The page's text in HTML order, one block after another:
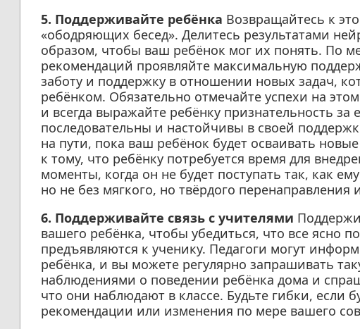
5. Поддерживайте ребёнка Возвращайтесь к
«ободряющих бесед». Делитесь результатами
образом, чтобы ваш ребёнок мог их понять. По
рекомендаций проявляйте максимальную
заботу и поддержку в отношении новых задач,
ребёнком. Обязательно отмечайте успехи на
и всегда выражайте ребёнку признательность за
последовательны и настойчивы в своей
на пути, пока ваш ребёнок будет осваивать
к тому, что ребёнку потребуется время для
моменты, когда он не будет поступать так, как
но не без мягкого, но твёрдого перенаправления
6. Поддерживайте связь с учителями
вашего ребёнка, чтобы убедиться, что все ясно
предъявляются к ученику. Педагоги могут
ребёнка, и вы можете регулярно запрашивать
наблюдениями о поведении ребёнка дома и
что они наблюдают в классе. Будьте гибки, если
рекомендации или изменения по мере вашего